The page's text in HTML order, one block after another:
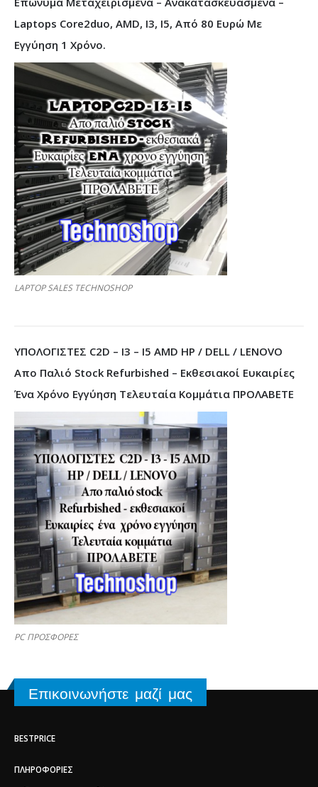
Laptops Core2duo, AMD, I3, I5, Από 80 Ευρώ Με
Εγγύηση 1 Χρόνο.
LAPTOP SALES TECHNOSHOP
ΥΠΟΛΟΓΙΣΤΕΣ C2D – I3 – I5 AMD HP / DELL / LENOVO
Απο Παλιό Stock Refurbished – Εκθεσιακοί Ευκαιρίες
Ένα Χρόνο Εγγύηση Τελευταία Κομμάτια ΠΡΟΛΑΒΕΤΕ
PC ΠΡΟΣΦΟΡΕΣ
Επικοινωνήστε μαζί μας
BESTPRICE
ΠΛΗΡΟΦΟΡΊΕΣ